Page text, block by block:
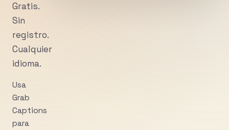
Gratis.
Sin
registro.
Cualquier
idioma.
Usa
Grab
Captions
para